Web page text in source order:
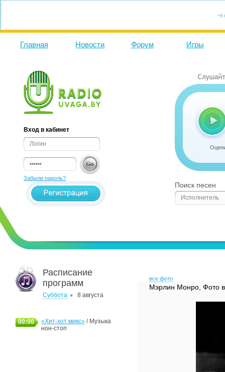
Главная Новости Форум Игры
Вход в кабинет
Забыли пароль?
Расписание
программ
Суббота 8 августа
00:00 «Хит-хот микс» / Музыка
нон-стоп
Поиск песен
все фото
Мэрлин Монро, Фото